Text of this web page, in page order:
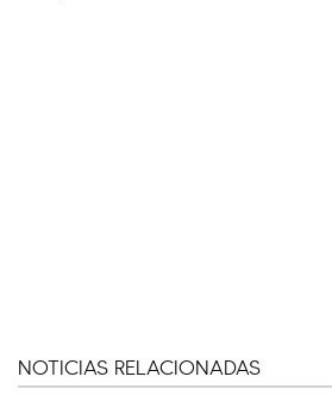
NOTICIAS RELACIONADAS